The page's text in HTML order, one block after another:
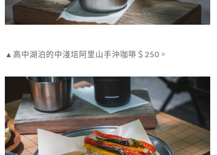
▲高中湖泊的中淺培阿里山手沖咖啡＄250。